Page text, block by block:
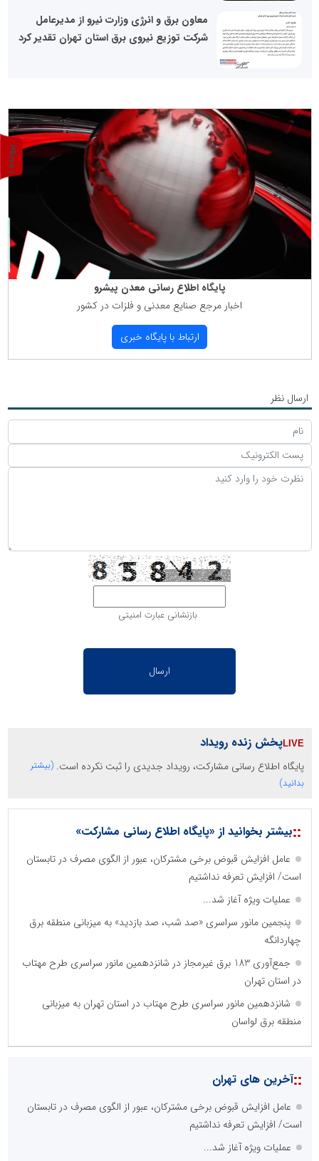
معاون برق و انرژی وزارت نیرو از مدیرعامل
شرکت توزیع نیروی برق استان تهران تقدیر کرد
پایگاه اطلاع رسانی معدن پیشرو
اخبار مرجع صنایع معدنی و فلزات در كشور
ارتباط با پایگاه خبری
ارسال نظر
بازنشانی عبارت امنیتی
پخش زنده رویداد
پایگاه اطلاع رسانی مشارکت، رویداد جدیدی را ثبت نکرده است. (بیشتر
بدانید)
::بیشتر بخوانید از «پایگاه اطلاع رسانی مشارکت»
عامل افزایش قبوض برخی مشترکان، عبور از الگوی مصرف در تابستان
است/ افزایش تعرفه نداشتیم
عملیات ویژه آغاز شد...
پنجمین مانور سراسری «صد شب، صد بازدید» به میزبانی منطقه برق
چهاردانگه
جمع‌آوری 183 برق غیرمجاز در شانزدهمین مانور سراسری طرح مهتاب
در استان تهران
شانزدهمین مانور سراسری طرح مهتاب در استان تهران به میزبانی
منطقه برق لواسان
::آخرین های تهران
عامل افزایش قبوض برخی مشترکان، عبور از الگوی مصرف در تابستان
است/ افزایش تعرفه نداشتیم
عملیات ویژه آغاز شد...
پ
ر
و
ن
د
ه
1